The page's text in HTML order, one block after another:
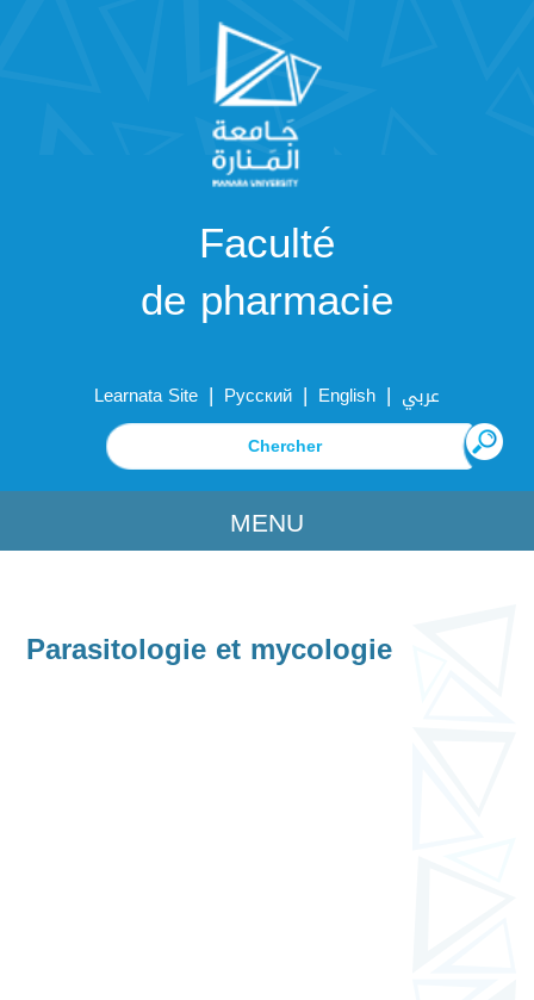
Faculté
de pharmacie
Learnata Site | Русский | English | عربي
MENU
Parasitologie et mycologie